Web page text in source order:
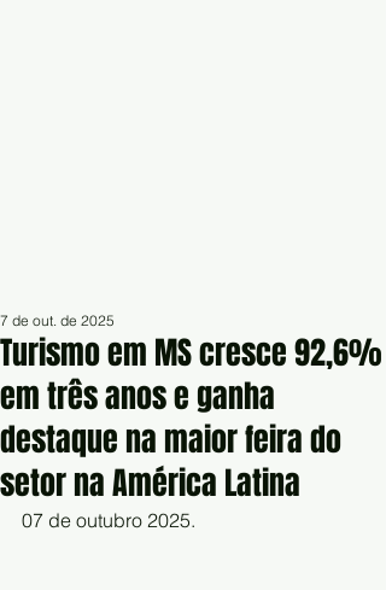
Turismo em MS cresce 92,6%
em três anos e ganha
destaque na maior feira do
setor na América Latina
7 de out. de 2025
07 de outubro 2025.